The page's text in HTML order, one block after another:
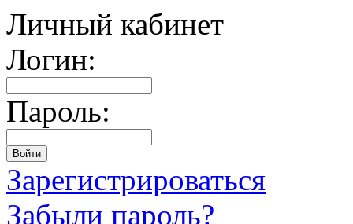
Личный кабинет
Логин:
Пароль:
Зарегистрироваться
Забыли пароль?